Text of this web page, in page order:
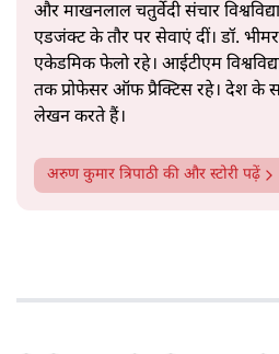
और माखनलाल चतुर्वेदी संचार
एडजंक्ट के तौर पर सेवाएं दीं। डॉ.
एकेडमिक फेलो रहे। आईटीएम
तक प्रोफेसर ऑफ प्रैक्टिस रहे। देश के
लेखन करते हैं।
अरुण कुमार त्रिपाठी की और स्टोरी पढ़ें